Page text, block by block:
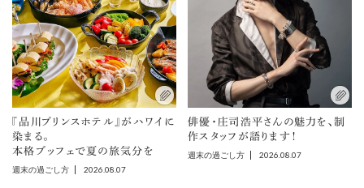
『品川プリンスホテル』がハワイに
染まる。
本格ブッフェで夏の旅気分を
週末の過ごし方 2026.08.07
俳優・庄司浩平さんの魅力を、制
作スタッフが語ります！
週末の過ごし方 2026.08.07